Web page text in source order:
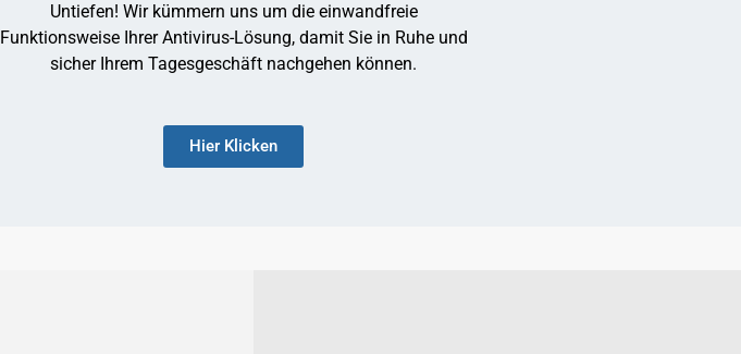
Untiefen! Wir kümmern uns um die einwandfreie
Funktionsweise Ihrer Antivirus-Lösung, damit Sie in Ruhe und
sicher Ihrem Tagesgeschäft nachgehen können.
Hier Klicken